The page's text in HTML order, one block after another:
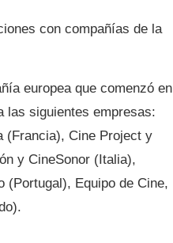
con compañías de la
europea que comenzó en
las siguientes empresas:
(Francia), Cine Project y
y CineSonor (Italia),
(Portugal), Equipo de Cine,